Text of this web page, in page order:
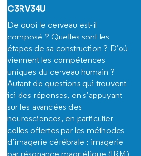
C3RV34U
De quoi le cerveau est-il
composé ? Quelles sont les
étapes de sa construction ? D’où
viennent les compétences
uniques du cerveau humain ?
Autant de questions qui trouvent
ici des réponses, en s’appuyant
sur les avancées des
neurosciences, en particulier
celles offertes par les méthodes
d’imagerie cérébrale : imagerie
par résonance magnétique (IRM),